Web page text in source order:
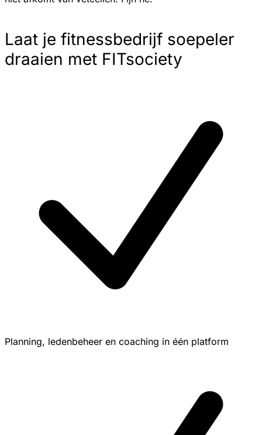
Laat je fitnessbedrijf soepeler
draaien met FITsociety
Planning, ledenbeheer en coaching in één platform